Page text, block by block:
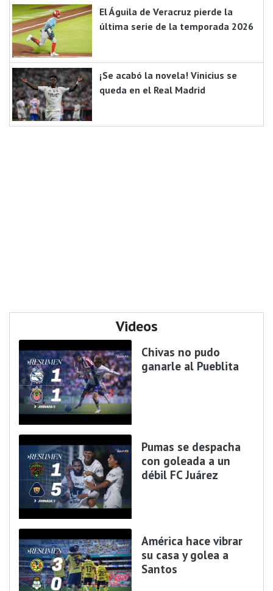
El Águila de Veracruz pierde la
última serie de la temporada 2026
¡Se acabó la novela! Vinicius se
queda en el Real Madrid
Videos
Chivas no pudo
ganarle al Pueblita
Pumas se despacha
con goleada a un
débil FC Juárez
América hace vibrar
su casa y golea a
Santos